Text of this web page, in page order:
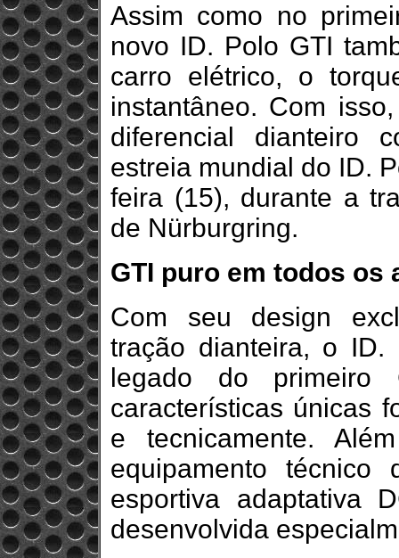
Assim como no
novo ID. Polo GTI
carro elétrico, o
instantâneo. Com
diferencial dianteiro
estreia mundial do ID.
feira (15), durante a
de Nürburgring.
GTI puro em todos os
Com seu design
tração dianteira, o
legado do
características únicas
e tecnicamente.
equipamento
esportiva adaptativa
desenvolvida